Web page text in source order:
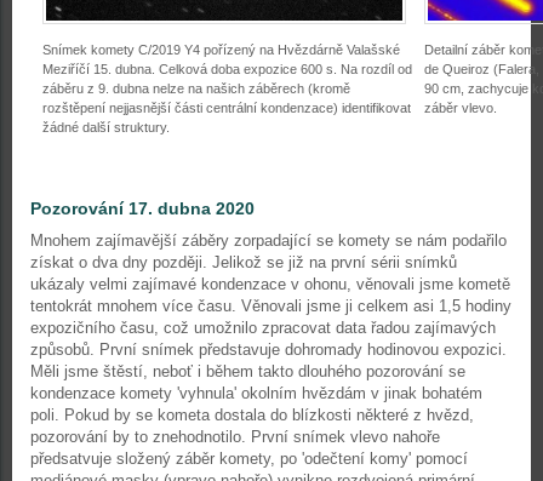
Snímek komety C/2019 Y4 pořízený na Hvězdárně Valašské
Meziříčí 15. dubna. Celková doba expozice 600 s. Na rozdíl od
záběru z 9. dubna nelze na našich záběrech (kromě
rozštěpení nejjasnější části centrální kondenzace) identifikovat
žádné další struktury.
Detailní záběr
de Queiroz
90 cm, zachycuje
záběr vlevo.
Pozorování 17. dubna 2020
Mnohem zajímavější záběry zorpadající se komety se nám podařilo
získat o dva dny později. Jelikož se již na první sérii snímků
ukázaly velmi zajímavé kondenzace v ohonu, věnovali jsme kometě
tentokrát mnohem více času. Věnovali jsme ji celkem asi 1,5 hodiny
expozičního času, což umožnilo zpracovat data řadou zajímavých
způsobů. První snímek představuje dohromady hodinovou expozici.
Měli jsme štěstí, neboť i během takto dlouhého pozorování se
kondenzace komety 'vyhnula' okolním hvězdám v jinak bohatém
poli. Pokud by se kometa dostala do blízkosti některé z hvězd,
pozorování by to znehodnotilo. První snímek vlevo nahoře
předsatvuje složený záběr komety, po 'odečtení komy' pomocí